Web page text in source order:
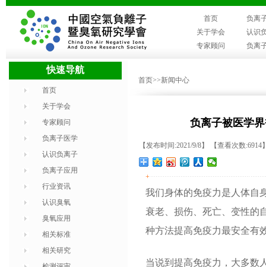
首页
负离
关于学会
认识
专家顾问
负离
快速导航
首页
关于学会
专家顾问
负离子医学
认识负离子
负离子应用
行业资讯
认识臭氧
臭氧应用
相关标准
相关研究
首页>>新闻中心
负离子被医学
【发布时间:2021/9/8】 【查看次数:6914
+
我们身体的免疫力是人体自
衰老、损伤、死亡、变性的
种方法提高免疫力最安全有
当说到提高免疫力，大多数